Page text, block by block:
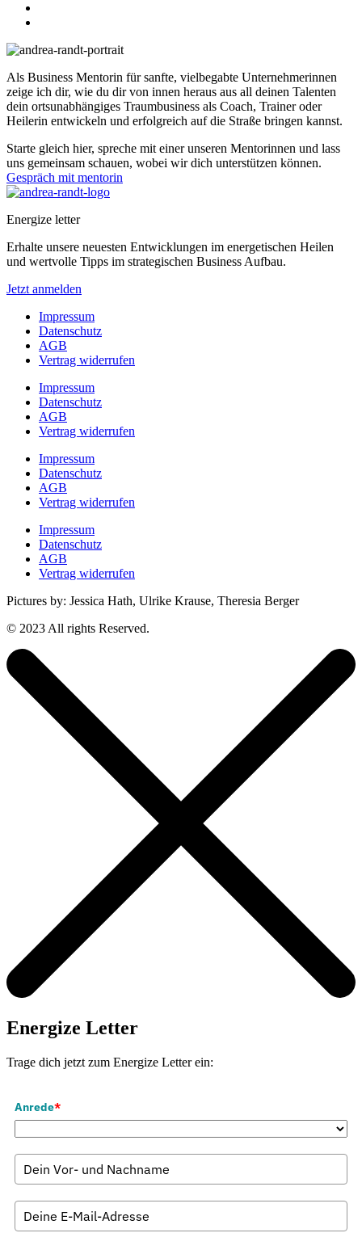
Als Business Mentorin für sanfte, vielbegabte Unternehmerinnen
zeige ich dir, wie du dir von innen heraus aus all deinen Talenten
dein ortsunabhängiges Traumbusiness als Coach, Trainer oder
Heilerin entwickeln und erfolgreich auf die Straße bringen kannst.
Starte gleich hier, spreche mit einer unseren Mentorinnen und lass
uns gemeinsam schauen, wobei wir dich unterstützen können.
Gespräch mit mentorin
Energize letter
Erhalte unsere neuesten Entwicklungen im energetischen Heilen
und wertvolle Tipps im strategischen Business Aufbau.
Jetzt anmelden
Impressum
Datenschutz
AGB
Vertrag widerrufen
Impressum
Datenschutz
AGB
Vertrag widerrufen
Impressum
Datenschutz
AGB
Vertrag widerrufen
Impressum
Datenschutz
AGB
Vertrag widerrufen
Pictures by: Jessica Hath, Ulrike Krause, Theresia Berger
© 2023 All rights Reserved.
Energize Letter
Trage dich jetzt zum Energize Letter ein:
Anrede*